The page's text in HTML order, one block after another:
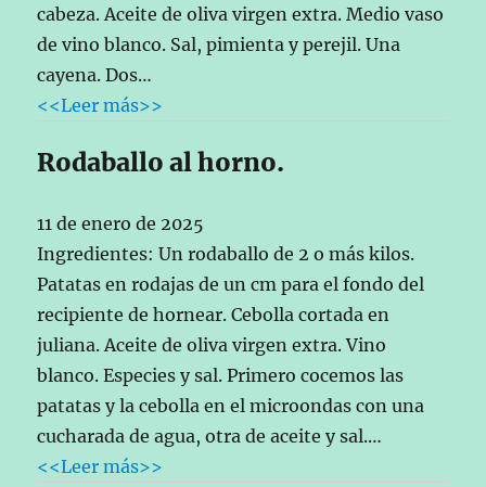
cabeza. Aceite de oliva virgen extra. Medio vaso
de vino blanco. Sal, pimienta y perejil. Una
cayena. Dos…
<<Leer más>>
Rodaballo al horno.
11 de enero de 2025
Ingredientes: Un rodaballo de 2 o más kilos.
Patatas en rodajas de un cm para el fondo del
recipiente de hornear. Cebolla cortada en
juliana. Aceite de oliva virgen extra. Vino
blanco. Especies y sal. Primero cocemos las
patatas y la cebolla en el microondas con una
cucharada de agua, otra de aceite y sal.…
<<Leer más>>